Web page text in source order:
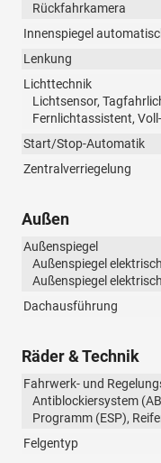
Rückfahrkamera
Innenspiegel
Lenkung
Lichttechnik
Lichtsensor,
Fernlichtassistent,
Start/Stop-Automatik
Zentralverriegelung
Außen
Außenspiegel
Außenspiegel
Außenspiegel
Dachausführung
Räder & Technik
Fahrwerk- und
Antiblockiersystem
Programm (ESP),
Felgentyp